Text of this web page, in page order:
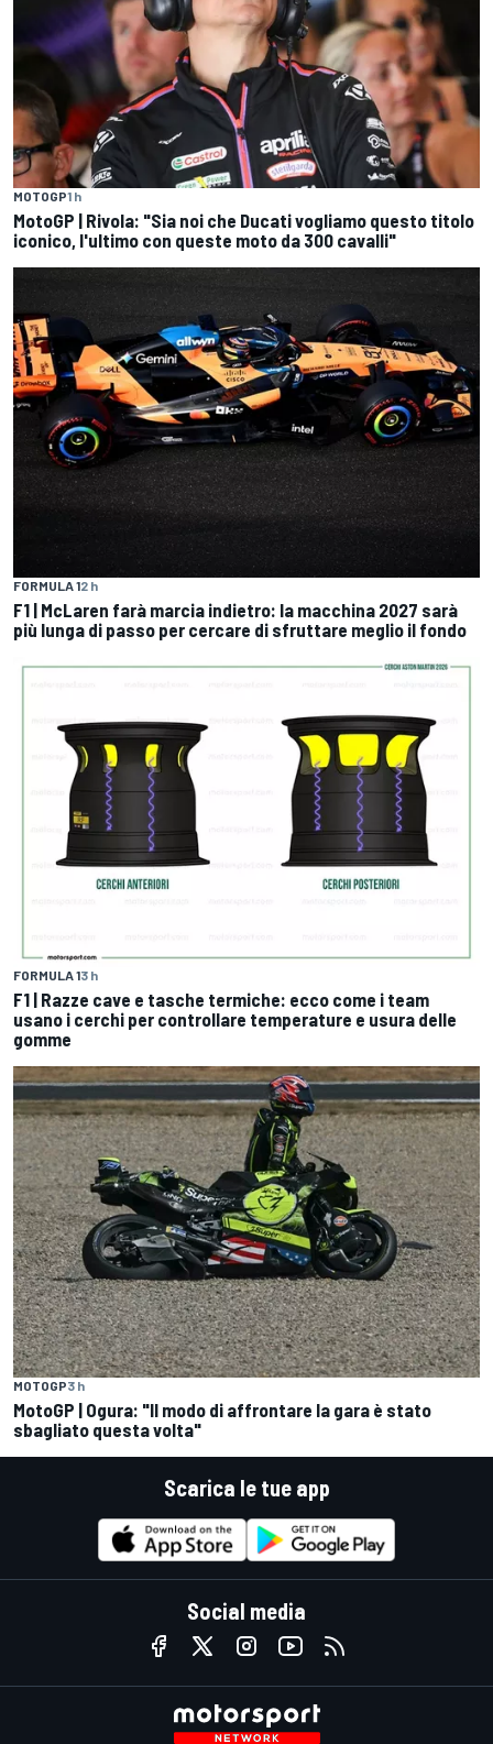
MOTOGP1 h
MotoGP | Rivola: "Sia noi che Ducati vogliamo questo titolo
iconico, l'ultimo con queste moto da 300 cavalli"
FORMULA 12 h
F1 | McLaren farà marcia indietro: la macchina 2027 sarà
più lunga di passo per cercare di sfruttare meglio il fondo
FORMULA 13 h
F1 | Razze cave e tasche termiche: ecco come i team
usano i cerchi per controllare temperature e usura delle
gomme
MOTOGP3 h
MotoGP | Ogura: "Il modo di affrontare la gara è stato
sbagliato questa volta"
Scarica le tue app
Social media